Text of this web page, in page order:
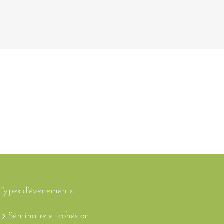
d’évènements
Séminaire et cohésion